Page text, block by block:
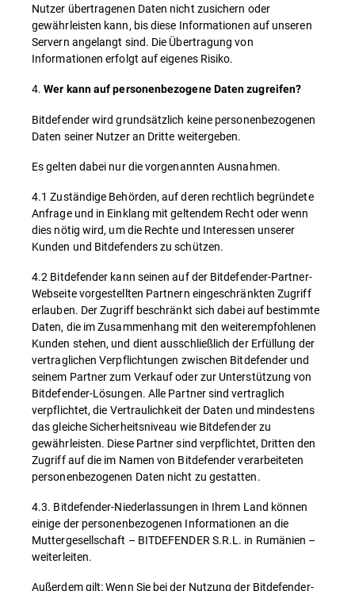
Nutzer übertragenen Daten nicht zusichern oder
gewährleisten kann, bis diese Informationen auf unseren
Servern angelangt sind. Die Übertragung von
Informationen erfolgt auf eigenes Risiko.
4.Wer kann auf personenbezogene Daten zugreifen?
Bitdefender wird grundsätzlich keine personenbezogenen
Daten seiner Nutzer an Dritte weitergeben.
Es gelten dabei nur die vorgenannten Ausnahmen.
4.1 Zuständige Behörden, auf deren rechtlich begründete
Anfrage und in Einklang mit geltendem Recht oder wenn
dies nötig wird, um die Rechte und Interessen unserer
Kunden und Bitdefenders zu schützen.
4.2 Bitdefender kann seinen auf der Bitdefender-Partner-
Webseite vorgestellten Partnern eingeschränkten Zugriff
erlauben. Der Zugriff beschränkt sich dabei auf bestimmte
Daten, die im Zusammenhang mit den weiterempfohlenen
Kunden stehen, und dient ausschließlich der Erfüllung der
vertraglichen Verpflichtungen zwischen Bitdefender und
seinem Partner zum Verkauf oder zur Unterstützung von
Bitdefender-Lösungen. Alle Partner sind vertraglich
verpflichtet, die Vertraulichkeit der Daten und mindestens
das gleiche Sicherheitsniveau wie Bitdefender zu
gewährleisten. Diese Partner sind verpflichtet, Dritten den
Zugriff auf die im Namen von Bitdefender verarbeiteten
personenbezogenen Daten nicht zu gestatten.
4.3. Bitdefender-Niederlassungen in Ihrem Land können
einige der personenbezogenen Informationen an die
Muttergesellschaft – BITDEFENDER S.R.L. in Rumänien –
weiterleiten.
Außerdem gilt: Wenn Sie bei der Nutzung der Bitdefender-